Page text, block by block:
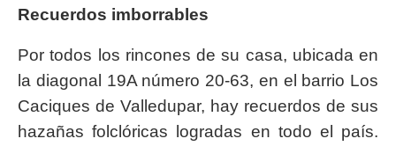
Recuerdos imborrables
Por todos los rincones de su casa, ubicada en
la diagonal 19A número 20-63, en el barrio Los
Caciques de Valledupar, hay recuerdos de sus
hazañas folclóricas logradas en todo el país.